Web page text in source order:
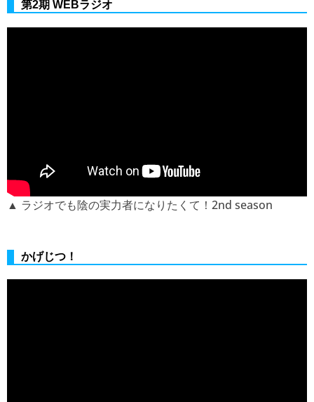
第2期 WEBラジオ
▲ ラジオでも陰の実力者になりたくて！2nd season
かげじつ！